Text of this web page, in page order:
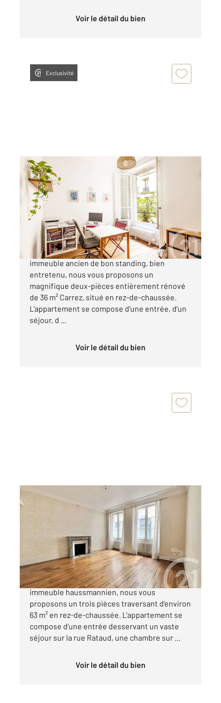
Voir le détail du bien
Exclusivité
PARIS 75005
35,94 m2, 2 pièces
Ref : 31810
Appartement F2 à vendre
420 000 €
Quartier Jardin des Plantes Dans un bel
immeuble ancien de bon standing, bien
entretenu, nous vous proposons un
magnifique deux-pièces entièrement rénové
de 36 m² Carrez, situé en rez-de-chaussée.
L'appartement se compose d'une entrée, d'un
séjour, d ...
Voir le détail du bien
PARIS 75005
, 3 pièces
Appartement F3 à vendre
645 000 €
Paris 5 - rue Rataud Dans un magnifique
immeuble haussmannien, nous vous
proposons un trois pièces traversant d'environ
63 m² en rez-de-chaussée. L'appartement se
compose d'une entrée desservant un vaste
séjour sur la rue Rataud, une chambre sur ...
Voir le détail du bien